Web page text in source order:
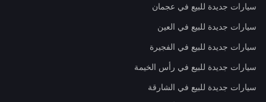
سيارات جديدة للبيع في عجمان
سيارات جديدة للبيع في العين
سيارات جديدة للبيع في الفجيرة
سيارات جديدة للبيع في رأس الخيمة
سيارات جديدة للبيع في الشارقة